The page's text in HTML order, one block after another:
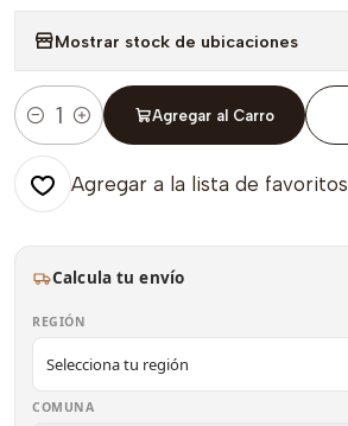
Mostrar stock de ubicaciones
Cantidad
Agregar al Carro
Agregar a la lista de favoritos
Calcula tu envío
REGIÓN
COMUNA